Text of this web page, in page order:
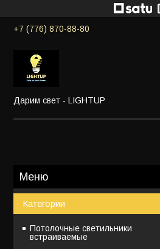
+7 (776) 870-88-80
Дарим свет - LIGHTUP
Категории
Потолочные светильники
встраиваемые